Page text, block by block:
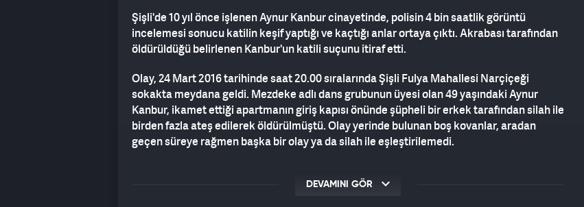
Şişli'de 10 yıl önce işlenen Aynur Kanbur cinayetinde, polisin 4 bin saatlik görüntü
incelemesi sonucu katilin keşif yaptığı ve kaçtığı anlar ortaya çıktı. Akrabası tarafından
öldürüldüğü belirlenen Kanbur'un katili suçunu itiraf etti.
Olay, 24 Mart 2016 tarihinde saat 20.00 sıralarında Şişli Fulya Mahallesi Narçiçeği
sokakta meydana geldi. Mezdeke adlı dans grubunun üyesi olan 49 yaşındaki Aynur
Kanbur, ikamet ettiği apartmanın giriş kapısı önünde şüpheli bir erkek tarafından silah ile
birden fazla ateş edilerek öldürülmüştü. Olay yerinde bulunan boş kovanlar, aradan
geçen süreye rağmen başka bir olay ya da silah ile eşleştirilemedi.
akrabaları olan Fazlı K., Serdar K. ve Yüksel K. hakkında ekipler tarafından inceleme
DEVAMINI GÖR